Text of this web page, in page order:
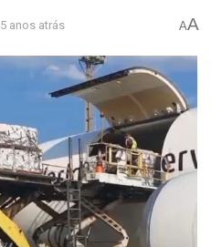
5 anos atrás AA